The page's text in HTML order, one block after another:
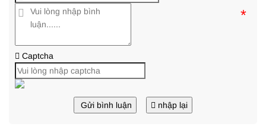
*
Captcha
Gửi bình luận nhập lại